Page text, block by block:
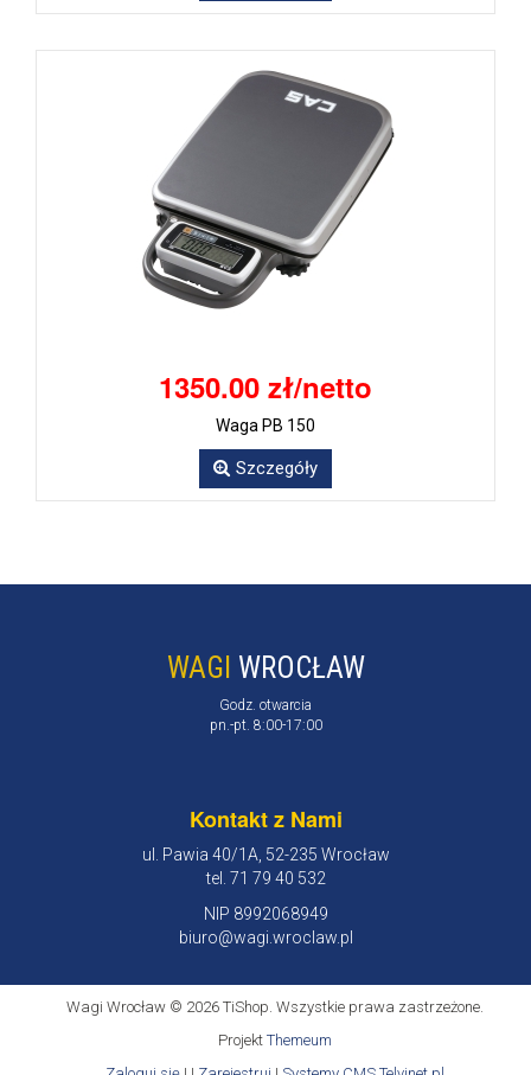
1350.00 zł/netto
Waga PB 150
Szczegóły
WAGI WROCŁAW
Godz. otwarcia
pn.-pt. 8:00-17:00
Kontakt z Nami
ul. Pawia 40/1A, 52-235 Wrocław
tel. 71 79 40 532
NIP 8992068949
biuro@wagi.wroclaw.pl
Wagi Wrocław © 2026 TiShop. Wszystkie prawa zastrzeżone.
Projekt Themeum